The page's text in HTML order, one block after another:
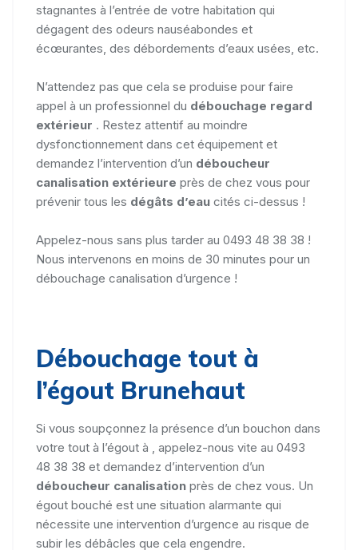
stagnantes à l’entrée de votre habitation qui
dégagent des odeurs nauséabondes et
écœurantes, des débordements d’eaux usées, etc.
N’attendez pas que cela se produise pour faire
appel à un professionnel du débouchage regard
extérieur . Restez attentif au moindre
dysfonctionnement dans cet équipement et
demandez l’intervention d’un déboucheur
canalisation extérieure près de chez vous pour
prévenir tous les dégâts d’eau cités ci-dessus !
Appelez-nous sans plus tarder au 0493 48 38 38 !
Nous intervenons en moins de 30 minutes pour un
débouchage canalisation d’urgence !
Débouchage tout à
l’égout Brunehaut
Si vous soupçonnez la présence d’un bouchon dans
votre tout à l’égout à , appelez-nous vite au 0493
48 38 38 et demandez d’intervention d’un
déboucheur canalisation près de chez vous. Un
égout bouché est une situation alarmante qui
nécessite une intervention d’urgence au risque de
subir les débâcles que cela engendre.